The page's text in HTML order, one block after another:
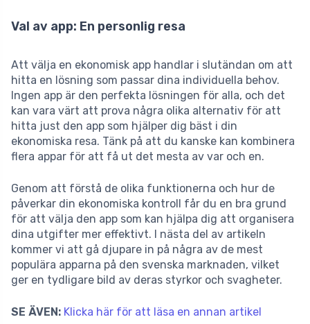
Val av app: En personlig resa
Att välja en ekonomisk app handlar i slutändan om att
hitta en lösning som passar dina individuella behov.
Ingen app är den perfekta lösningen för alla, och det
kan vara värt att prova några olika alternativ för att
hitta just den app som hjälper dig bäst i din
ekonomiska resa. Tänk på att du kanske kan kombinera
flera appar för att få ut det mesta av var och en.
Genom att förstå de olika funktionerna och hur de
påverkar din ekonomiska kontroll får du en bra grund
för att välja den app som kan hjälpa dig att organisera
dina utgifter mer effektivt. I nästa del av artikeln
kommer vi att gå djupare in på några av de mest
populära apparna på den svenska marknaden, vilket
ger en tydligare bild av deras styrkor och svagheter.
SE ÄVEN: Klicka här för att läsa en annan artikel